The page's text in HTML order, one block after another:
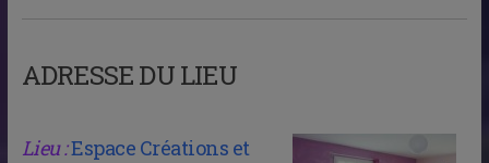
ADRESSE DU LIEU
Lieu :Espace Créations et